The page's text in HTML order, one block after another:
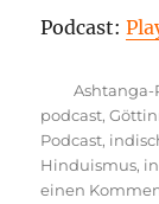
Podcast:
Autor
Ashtanga-
podcast,
Podcast,
Hinduismus,
einen